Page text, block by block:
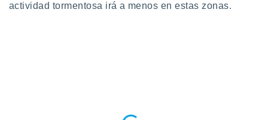
o a través
actividad tormentosa irá a menos en estas zonas.